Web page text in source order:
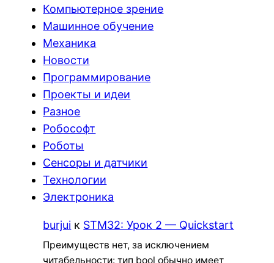
Компьютерное зрение
Машинное обучение
Механика
Новости
Программирование
Проекты и идеи
Разное
Робософт
Роботы
Сенсоры и датчики
Технологии
Электроника
burjui к STM32: Урок 2 — Quickstart
Преимуществ нет, за исключением
читабельности: тип bool обычно имеет